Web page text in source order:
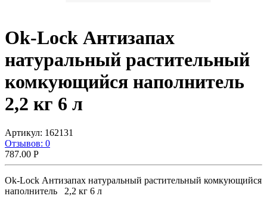
Ok-Lock Антизапах
натуральный растительный
комкующийся наполнитель
2,2 кг 6 л
Артикул: 162131
Отзывов: 0
787.00 Р
Ok-Lock Антизапах натуральный растительный комкующийся
наполнитель 2,2 кг 6 л